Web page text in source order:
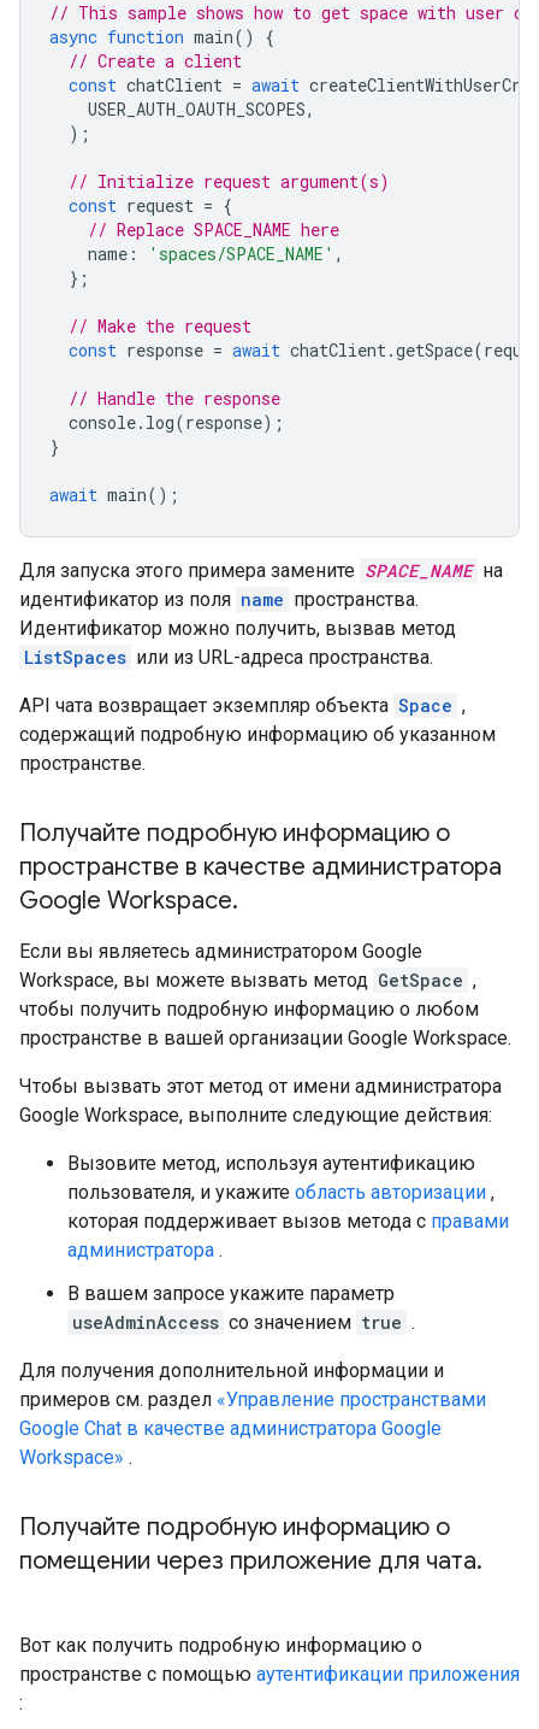
// This sample shows how to get space with user
async function main()
{
// Create a client
const chatClient = await
USER_AUTH_OAUTH_SCOPES,
);
// Initialize request argument(s)
const request = {
// Replace SPACE_NAME here
name : 'spaces/SPACE_NAME' ,
};
// Make the request
const response = await chatClient.getSpace(
// Handle the response
console. log(response);
}
await main();
Для запуска этого примера замените SPACE_NAME на
идентификатор из поля name пространства.
Идентификатор можно получить, вызвав метод
ListSpaces или из URL-адреса пространства.
API чата возвращает экземпляр объекта Space ,
содержащий подробную информацию об указанном
пространстве.
Получайте подробную информацию о
пространстве в качестве администратора
Google Workspace.
Если вы являетесь администратором Google
Workspace, вы можете вызвать метод GetSpace ,
чтобы получить подробную информацию о любом
пространстве в вашей организации Google Workspace.
Чтобы вызвать этот метод от имени администратора
Google Workspace, выполните следующие действия:
Вызовите метод, используя аутентификацию
пользователя, и укажите область авторизации ,
которая поддерживает вызов метода с правами
администратора .
В вашем запросе укажите параметр
useAdminAccess со значением true .
Для получения дополнительной информации и
примеров см. раздел «Управление пространствами
Google Chat в качестве администратора Google
Workspace» .
Получайте подробную информацию о
помещении через приложение для чата.
Вот как получить подробную информацию о
пространстве с помощью аутентификации приложения
: